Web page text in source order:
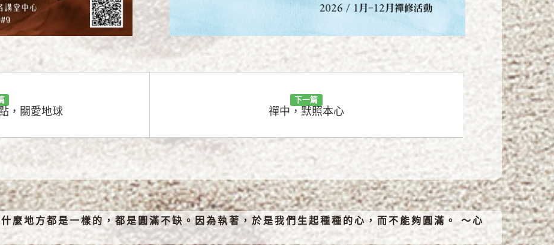
，關愛地球
下一篇
禪中，默照本心
麼地方都是一樣的，都是圓滿不缺。因為執著，於是我們生起種種的心，而不能夠圓滿。 ～心